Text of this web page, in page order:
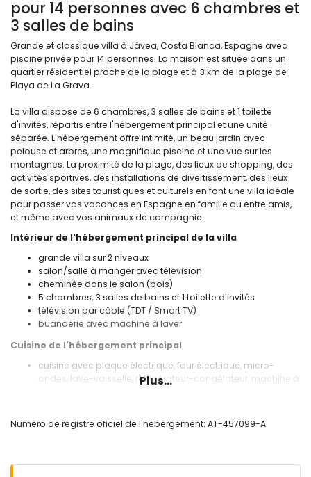
pour 14 personnes avec 6 chambres et
3 salles de bains
Grande et classique villa à Jávea, Costa Blanca, Espagne avec
piscine privée pour 14 personnes. La maison est située dans un
quartier résidentiel proche de la plage et à 3 km de la plage de
Playa de La Grava.
La villa dispose de 6 chambres, 3 salles de bains et 1 toilette
d'invités, répartis entre l'hébergement principal et une unité
séparée. L'hébergement offre intimité, un beau jardin avec
pelouse et arbres, une magnifique piscine et une vue sur les
montagnes. La proximité de la plage, des lieux de shopping, des
activités sportives, des installations de divertissement, des lieux
de sortie, des sites touristiques et culturels en font une villa idéale
pour passer vos vacances en Espagne en famille ou entre amis,
et même avec vos animaux de compagnie.
Intérieur de l'hébergement principal de la villa
grande villa sur 2 niveaux
salon/salle à manger avec télévision
cheminée dans le salon (bois)
5 chambres, 3 salles de bains et 1 toilette d'invités
télévision par câble (TDT / Smart TV)
buanderie avec machine à laver
Cuisine de l'hébergement principal
cuisine avec plaque électrique, four électrique, micro-
ondes, lave-vaisselle, réfrigérateur-congélateur, machine à
Chambres et salles de bains de l'hébergement principal
Plus...
Numero de registre oficiel de l'hebergement: AT-457099-A